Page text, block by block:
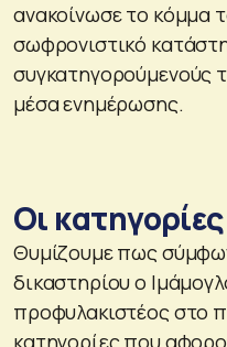
ανακοίνωσε το κόμμα
σωφρονιστικό
συγκατηγορούμενούς
μέσα ενημέρωσης.
Οι κατηγορίες
Θυμίζουμε πως
δικαστηρίου ο
προφυλακιστέος στο